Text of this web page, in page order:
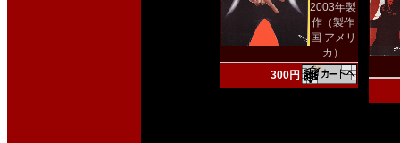
2003年製
作（製作
国 アメリ
カ）
300円